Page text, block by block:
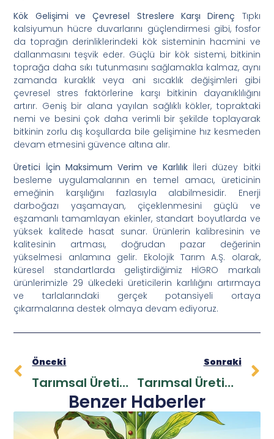
Kök Gelişimi ve Çevresel Streslere Karşı Direnç Tıpkı
kalsiyumun hücre duvarlarını güçlendirmesi gibi, fosfor
da toprağın derinliklerindeki kök sisteminin hacmini ve
dallanmasını teşvik eder. Güçlü bir kök sistemi, bitkinin
toprağa daha sıkı tutunmasını sağlamakla kalmaz, aynı
zamanda kuraklık veya ani sıcaklık değişimleri gibi
çevresel stres faktörlerine karşı bitkinin dayanıklılığını
artırır. Geniş bir alana yayılan sağlıklı kökler, topraktaki
nemi ve besini çok daha verimli bir şekilde toplayarak
bitkinin zorlu dış koşullarda bile gelişimine hız kesmeden
devam etmesini güvence altına alır.
Üretici İçin Maksimum Verim ve Karlılık İleri düzey bitki
besleme uygulamalarının en temel amacı, üreticinin
emeğinin karşılığını fazlasıyla alabilmesidir. Enerji
darboğazı yaşamayan, çiçeklenmesini güçlü ve
eşzamanlı tamamlayan ekinler, standart boyutlarda ve
yüksek kalitede hasat sunar. Ürünlerin kalibresinin ve
kalitesinin artması, doğrudan pazar değerinin
yükselmesi anlamına gelir. Ekolojik Tarım A.Ş. olarak,
küresel standartlarda geliştirdiğimiz HİGRO markalı
ürünlerimizle 29 ülkedeki üreticilerin karlılığını artırmaya
ve tarlalarındaki gerçek potansiyeli ortaya
çıkarmalarına destek olmaya devam ediyoruz.
Önceki
Tarımsal Üretimde Kalsiyum Ile Hücresel Güç Ve Meyve Kalitesi
Sonraki
Tarımsal Üretimde Çinko Ile Sağlıklı Sürgün Gelişimi Ve Yüksek Verim
Benzer Haberler